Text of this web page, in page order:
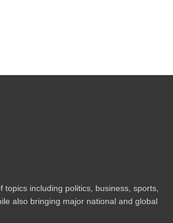
including politics, business, sports,
also bringing major national and global